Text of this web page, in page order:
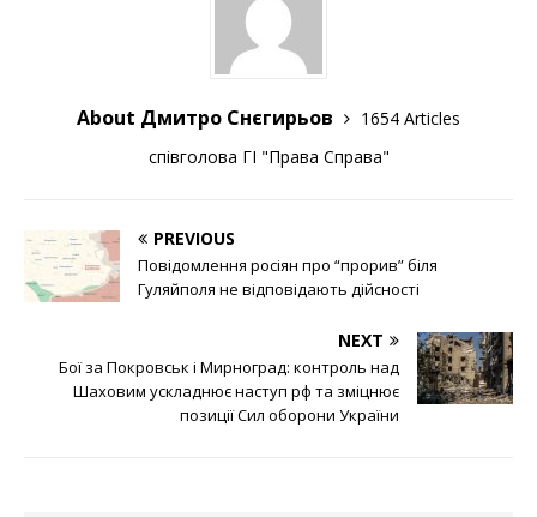
About Дмитро Снєгирьов
1654 Articles
співголова ГІ "Права Справа"
PREVIOUS
Повідомлення росіян про “прорив” біля
Гуляйполя не відповідають дійсності
NEXT
Бої за Покровськ і Мирноград: контроль над
Шаховим ускладнює наступ рф та зміцнює
позиції Сил оборони України